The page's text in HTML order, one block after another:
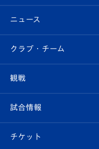
ニュース
すべて
クラブ
試合情報
クラブ・チーム
クラブ概要
観戦
観戦ルール
試合情報
試合日程/結果
チケット